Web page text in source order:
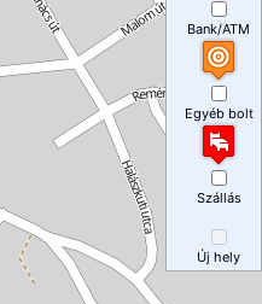
Bank/ATM
Egyéb bolt
Szállás
Új hely